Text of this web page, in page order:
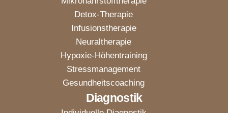
Diagnostik
Detox-Therapie
Infusionstherapie
Neuraltherapie
Hypoxie-Höhentraining
Stressmanagement
Gesundheitscoaching